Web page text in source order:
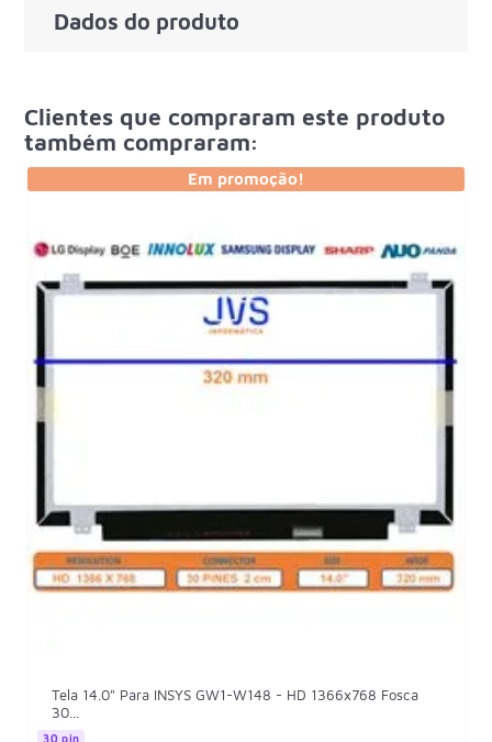
Dados do produto
Clientes que compraram este produto
também compraram:
Tela 14.0" Para INSYS GW1-W148 - HD 1366x768 Fosca
30...
30 pin
Em promoção!